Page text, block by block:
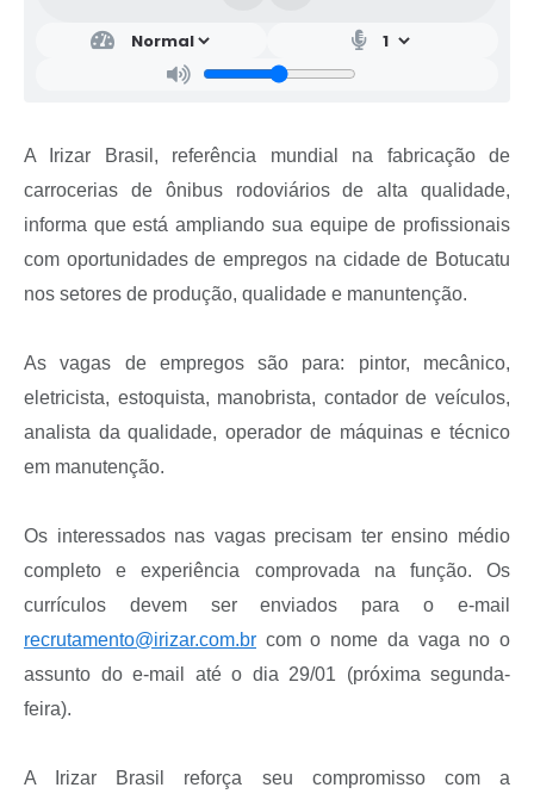
A Irizar Brasil, referência mundial na fabricação de
carrocerias de ônibus rodoviários de alta qualidade,
informa que está ampliando sua equipe de profissionais
com oportunidades de empregos na cidade de Botucatu
nos setores de produção, qualidade e manuntenção.
As vagas de empregos são para: pintor, mecânico,
eletricista, estoquista, manobrista, contador de veículos,
analista da qualidade, operador de máquinas e técnico
em manutenção.
Os interessados nas vagas precisam ter ensino médio
completo e experiência comprovada na função. Os
currículos devem ser enviados para o e-mail
recrutamento@irizar.com.br com o nome da vaga no o
assunto do e-mail até o dia 29/01 (próxima segunda-
feira).
A Irizar Brasil reforça seu compromisso com a